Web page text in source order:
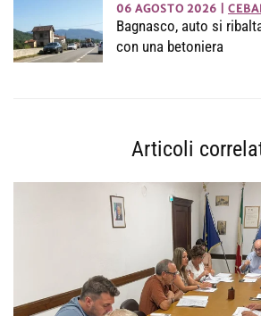
06 AGOSTO 2026
Bagnasco, auto si
con una betoniera
Articoli